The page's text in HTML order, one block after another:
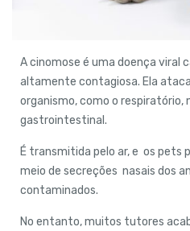
A cinomose é uma doença viral
altamente contagiosa. Ela
organismo, como o respiratório,
gastrointestinal.
É transmitida pelo ar, e os pets
meio de secreções nasais dos
contaminados.
No entanto, muitos tutores